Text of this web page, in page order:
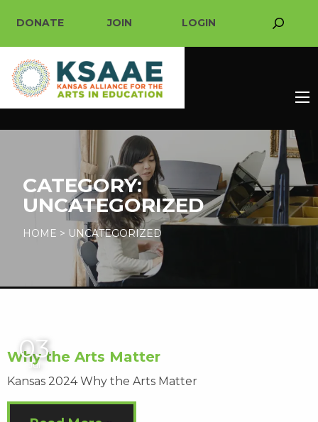
DONATE JOIN LOGIN
CATEGORY:
UNCATEGORIZED
HOME > UNCATEGORIZED
03
Jul
Why the Arts Matter
Kansas 2024 Why the Arts Matter